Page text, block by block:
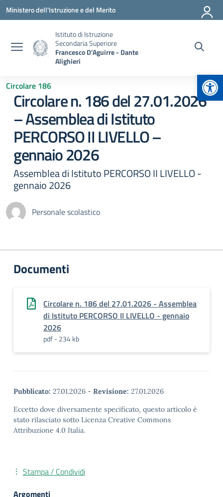
Vai ai contenuti
Vai al menu di navigazione
Vai al footer
Ministero dell'Istruzione e del Merito
Istituto di Istruzione
Secondaria Superiore
Francesco D'Aguirre - Dante
Alighieri
Circolare 186
Circolare n. 186 del 27.01.2026
– Assemblea di Istituto
PERCORSO II LIVELLO –
gennaio 2026
Assemblea di Istituto PERCORSO II LIVELLO -
gennaio 2026
Personale scolastico
Documenti
Circolare n. 186 del 27.01.2026 - Assemblea
di Istituto PERCORSO II LIVELLO - gennaio
2026
pdf - 234 kb
Pubblicato: 27.01.2026 - Revisione: 27.01.2026
Eccetto dove diversamente specificato, questo articolo è
stato rilasciato sotto Licenza Creative Commons
Attribuzione 4.0 Italia.
Stampa / Condividi
Argomenti